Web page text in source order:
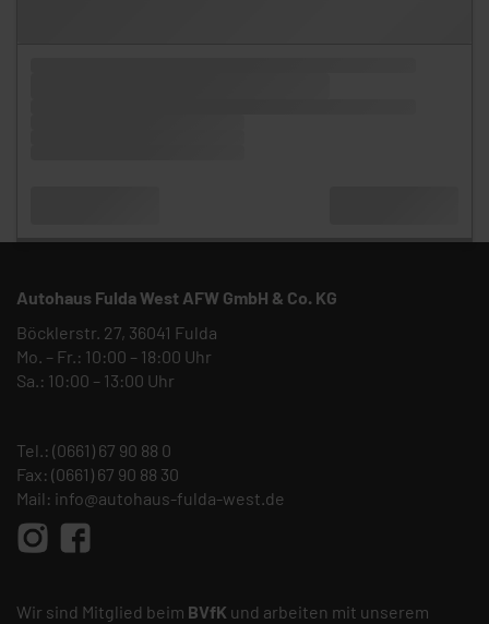
Autohaus Fulda West AFW GmbH & Co. KG
Böcklerstr. 27, 36041 Fulda
Mo. – Fr.: 10:00 – 18:00 Uhr
Sa.: 10:00 – 13:00 Uhr
Tel.: (0661) 67 90 88 0
Fax: (0661) 67 90 88 30
Mail: info@autohaus-fulda-west.de
Wir sind Mitglied beim BVfK und arbeiten mit unserem